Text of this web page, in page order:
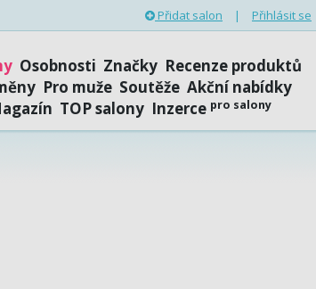
Přidat salon | Přihlásit se
Osobnosti Značky Recenze produktů
Pro muže Soutěže Akční nabídky
TOP salony Inzerce pro salony